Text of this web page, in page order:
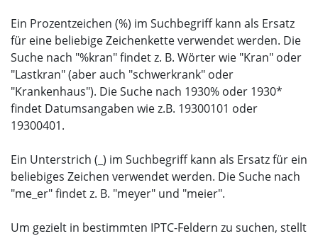
Ein Prozentzeichen (%) im Suchbegriff kann als Ersatz
für eine beliebige Zeichenkette verwendet werden. Die
Suche nach "%kran" findet z. B. Wörter wie "Kran" oder
"Lastkran" (aber auch "schwerkrank" oder
"Krankenhaus"). Die Suche nach 1930% oder 1930*
findet Datumsangaben wie z.B. 19300101 oder
19300401.
Ein Unterstrich (_) im Suchbegriff kann als Ersatz für ein
beliebiges Zeichen verwendet werden. Die Suche nach
"me_er" findet z. B. "meyer" und "meier".
Um gezielt in bestimmten IPTC-Feldern zu suchen, stellt